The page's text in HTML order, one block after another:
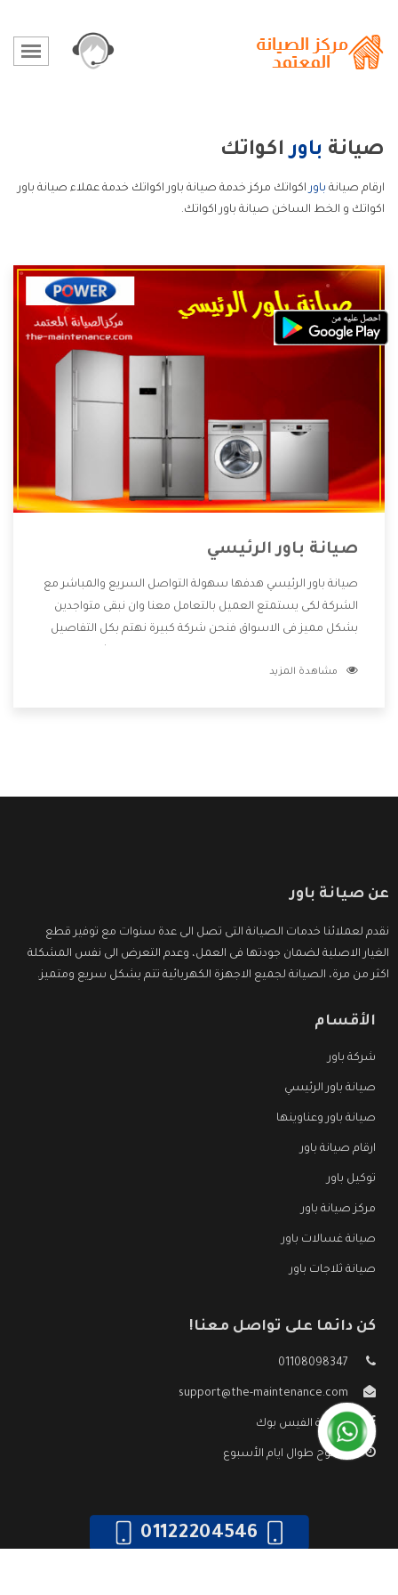
صيانة باوراكواتك
ارقام صيانة باوراكواتك مركز خدمة صيانة باور اكواتك خدمة عملاء صيانة باور
اكواتك و الخط الساخن صيانة باور اكواتك.
صيانة باور الرئيسي
صيانة باور الرئيسي هدفها سهولة التواصل السريع والمباشر مع
الشركة لكى يستمتع العميل بالتعامل معنا وان نبقى متواجدين
بشكل مميز فى الاسواق فنحن شركة كبيرة نهتم بكل التفاصيل
والتى تكون منها خدمة الصيانة التى تكون من أهم الخدمات التى
مشاهدة المزيد
عن صيانة باور
نقدم لعملائنا خدمات الصيانة التى تصل الى عدة سنوات مع توفير قطع
الغيار الاصلية لضمان جودتها فى العمل، وعدم التعرض الى نفس المشكلة
اكثر من مرة، الصيانة لجميع الاجهزة الكهربائية تتم بشكل سريع ومتميز.
الأقسام
شركة باور
صيانة باور الرئيسي
صيانة باور وعناوينها
ارقام صيانة باور
توكيل باور
مركز صيانة باور
صيانة غسالات باور
صيانة ثلاجات باور
كن دائما على تواصل معنا!
01108098347
support@the-maintenance.com
صفحة الفيس بوك
مفتوح طوال ايام الأسبوع
01122204546